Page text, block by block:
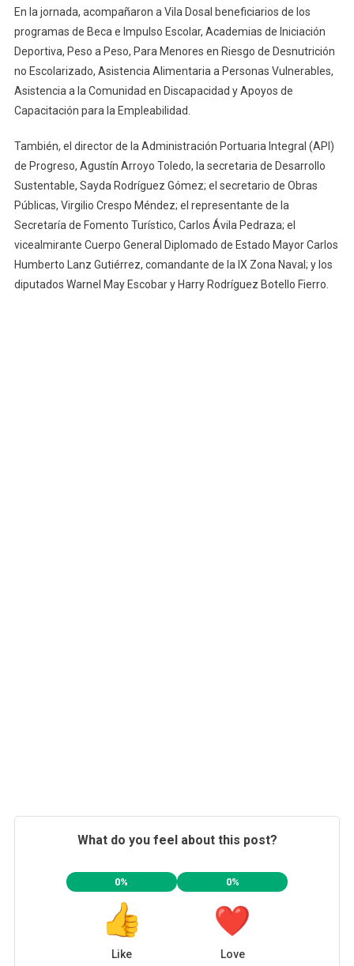
En la jornada, acompañaron a Vila Dosal beneficiarios de los
programas de Beca e Impulso Escolar, Academias de Iniciación
Deportiva, Peso a Peso, Para Menores en Riesgo de Desnutrición
no Escolarizado, Asistencia Alimentaria a Personas Vulnerables,
Asistencia a la Comunidad en Discapacidad y Apoyos de
Capacitación para la Empleabilidad.
También, el director de la Administración Portuaria Integral (API)
de Progreso, Agustín Arroyo Toledo, la secretaria de Desarrollo
Sustentable, Sayda Rodríguez Gómez; el secretario de Obras
Públicas, Virgilio Crespo Méndez; el representante de la
Secretaría de Fomento Turístico, Carlos Ávila Pedraza; el
vicealmirante Cuerpo General Diplomado de Estado Mayor Carlos
Humberto Lanz Gutiérrez, comandante de la IX Zona Naval; y los
diputados Warnel May Escobar y Harry Rodríguez Botello Fierro.
Sad Angry